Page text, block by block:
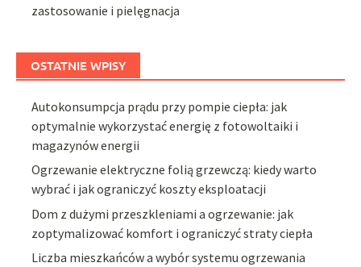
zastosowanie i pielęgnacja
OSTATNIE WPISY
Autokonsumpcja prądu przy pompie ciepła: jak
optymalnie wykorzystać energię z fotowoltaiki i
magazynów energii
Ogrzewanie elektryczne folią grzewczą: kiedy warto
wybrać i jak ograniczyć koszty eksploatacji
Dom z dużymi przeszkleniami a ogrzewanie: jak
zoptymalizować komfort i ograniczyć straty ciepła
Liczba mieszkańców a wybór systemu ogrzewania